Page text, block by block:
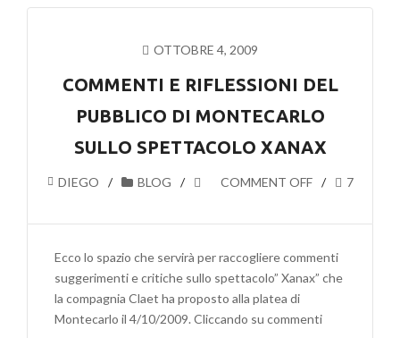
OTTOBRE 4, 2009
COMMENTI E RIFLESSIONI DEL
PUBBLICO DI MONTECARLO
SULLO SPETTACOLO XANAX
DIEGO BLOG COMMENT OFF 7
Ecco lo spazio che servirà per raccogliere commenti
suggerimenti e critiche sullo spettacolo” Xanax” che
la compagnia Claet ha proposto alla platea di
Montecarlo il 4/10/2009. Cliccando su commenti